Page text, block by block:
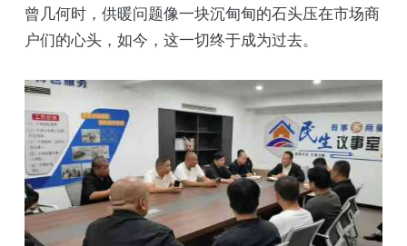
曾几何时，供暖问题像一块沉甸甸的石头压在市场商
户们的心头，如今，这一切终于成为过去。